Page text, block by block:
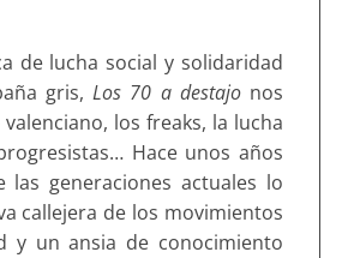
de lucha social y solidaridad
gris,Los 70 a destajo nos
los freaks, la lucha
Hace unos años
generaciones actuales lo
callejera de los movimientos
y un ansia de conocimiento